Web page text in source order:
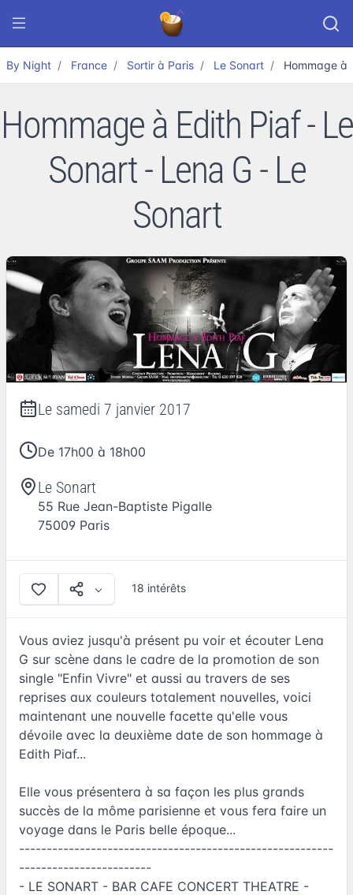
By Night France Sortir à Paris Le Sonart Hommage à
Hommage à Edith Piaf - Le
Sonart - Lena G - Le
Sonart
Le samedi 7 janvier 2017
De 17h00 à 18h00
Le Sonart
55 Rue Jean-Baptiste Pigalle
75009 Paris
18 intérêts
Vous aviez jusqu'à présent pu voir et écouter Lena
G sur scène dans le cadre de la promotion de son
single "Enfin Vivre" et aussi au travers de ses
reprises aux couleurs totalement nouvelles, voici
maintenant une nouvelle facette qu'elle vous
dévoile avec la deuxième date de son hommage à
Edith Piaf...
Elle vous présentera à sa façon les plus grands
succès de la môme parisienne et vous fera faire un
voyage dans le Paris belle époque...
---------------------------------------------------------
------------------------
- LE SONART - BAR CAFE CONCERT THEATRE -